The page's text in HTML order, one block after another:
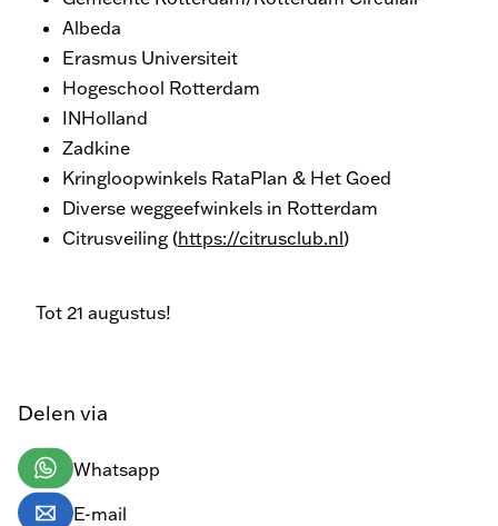
Albeda
Erasmus Universiteit
Hogeschool Rotterdam
INHolland
Zadkine
Kringloopwinkels RataPlan & Het Goed
Diverse weggeefwinkels in Rotterdam
Citrusveiling (https://citrusclub.nl)
Tot 21 augustus!
Delen via
Whatsapp
E-mail